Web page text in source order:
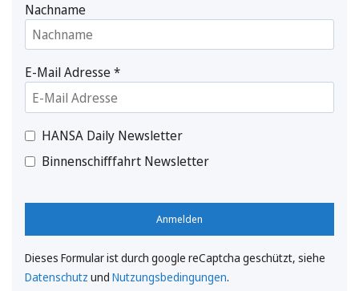
Nachname
E-Mail Adresse*
HANSA Daily Newsletter
Binnenschifffahrt Newsletter
Anmelden
Dieses Formular ist durch google reCaptcha geschützt, siehe
Datenschutz und Nutzungsbedingungen.